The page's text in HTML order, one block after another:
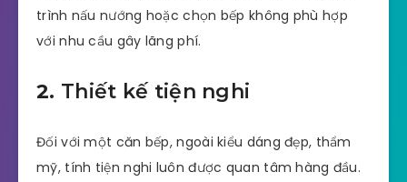
trình nấu nướng hoặc chọn bếp không phù hợp
với nhu cầu gây lãng phí.
2. Thiết kế tiện nghi
Đối với một căn bếp, ngoài kiểu dáng đẹp, thẩm
mỹ, tính tiện nghi luôn được quan tâm hàng đầu.